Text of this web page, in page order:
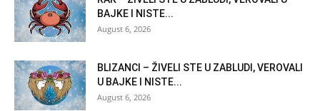
BAJKE I NISTE...
August 6, 2026
BLIZANCI – ŽIVELI STE U ZABLUDI, VEROVALI
U BAJKE I NISTE...
August 6, 2026